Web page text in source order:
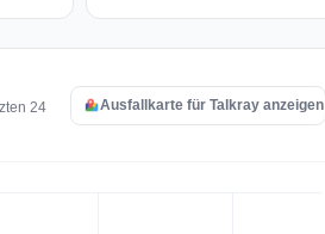
24
Ausfallkarte für Talkray anzeigen